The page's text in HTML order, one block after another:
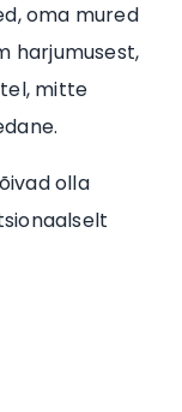
oma mured
harjumusest,
mitte
olla